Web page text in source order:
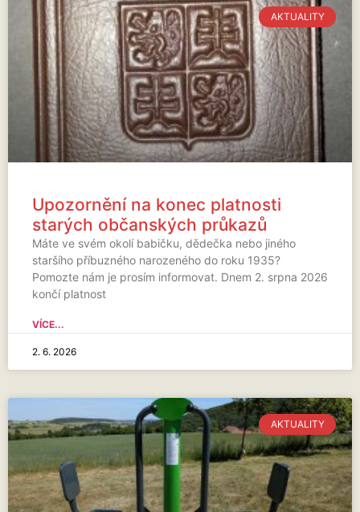
AKTUALITY
Upozornění na konec platnosti
starých občanských průkazů
Máte ve svém okolí babičku, dědečka nebo jiného
staršího příbuzného narozeného do roku 1935?
Pomozte nám je prosím informovat. Dnem 2. srpna 2026
končí platnost
VÍCE...
2. 6. 2026
AKTUALITY